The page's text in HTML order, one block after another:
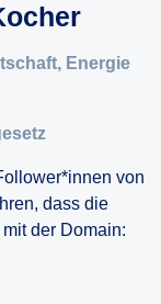
Energie
von
dass die
der Domain: